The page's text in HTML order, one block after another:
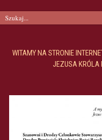
WITAMY NA STRONIE
JEZUSA KRÓLA